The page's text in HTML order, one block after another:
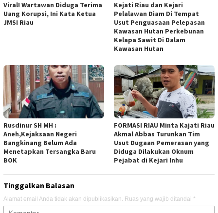
Viral! Wartawan Diduga Terima
Uang Korupsi, Ini Kata Ketua
JMSI Riau
Kejati Riau dan Kejari
Pelalawan Diam Di Tempat
Usut Penguasaan Pelepasan
Kawasan Hutan Perkebunan
Kelapa Sawit Di Dalam
Kawasan Hutan
Rusdinur SH MH :
Aneh,Kejaksaan Negeri
Bangkinang Belum Ada
Menetapkan Tersangka Baru
BOK
FORMASI RIAU Minta Kajati Riau
Akmal Abbas Turunkan Tim
Usut Dugaan Pemerasan yang
Diduga Dilakukan Oknum
Pejabat di Kejari Inhu
Tinggalkan Balasan
Alamat email Anda tidak akan dipublikasikan. Ruas yang wajib ditandai *